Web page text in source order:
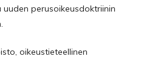
perusoikeusdoktriinin
oikeustieteellinen